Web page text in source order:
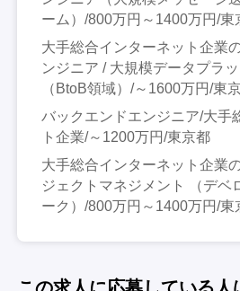
ーム）/800万円～1400万円/東
大手総合インターネット企業
ンジニア / 大規模データプラ
（BtoB領域）/～1600万円/東
バックエンドエンジニア/大手
ト企業/～1200万円/東京都
大手総合インターネット企業
ジェクトマネジメント （デベ
ーク）/800万円～1400万円/東